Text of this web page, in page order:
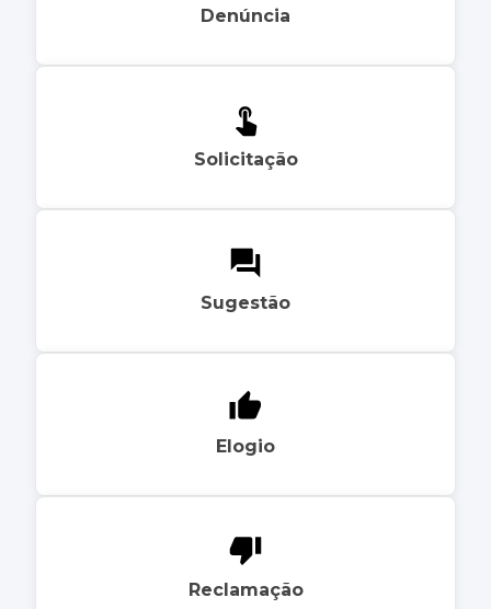
Denúncia
Solicitação
Sugestão
Elogio
Reclamação